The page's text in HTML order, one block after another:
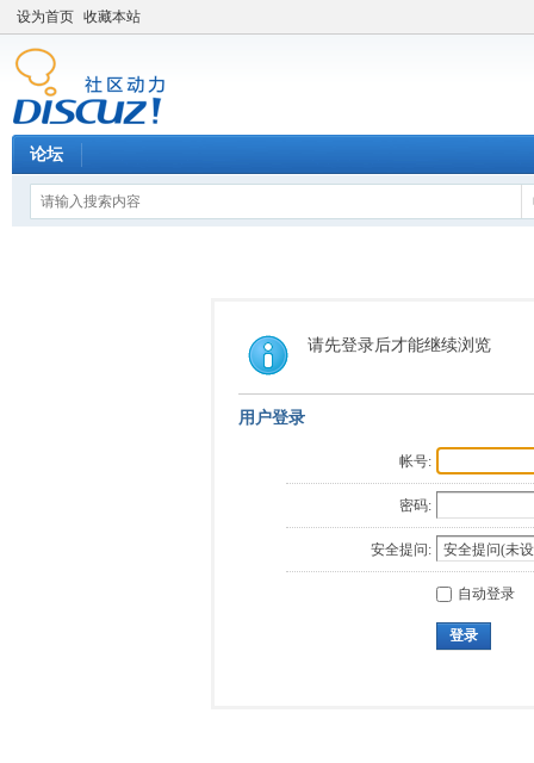
设为首页 收藏本站
论坛
请先登录后才能继续浏览
用户登录
帐号:
密码:
安全提问:
自动登录
登录